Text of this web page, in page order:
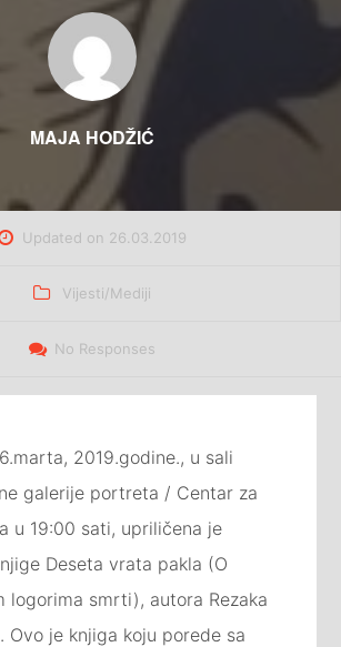
MAJA HODŽIĆ
Updated on 26.03.2019
Categories
Vijesti/Mediji
No Responses
2019.godine., u sali
galerije portreta / Centar za
u 19:00 sati, upriličena je
Deseta vrata pakla (O
logorima smrti), autora Rezaka
Ovo je knjiga koju porede sa